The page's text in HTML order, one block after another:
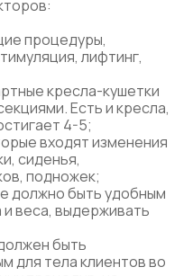
процедуры,
лифтинг,
кресла-кушетки
Есть и кресла,
4-5;
входят изменения
сиденья,
подножек;
должно быть удобным
веса, выдерживать
быть
для тела клиентов во